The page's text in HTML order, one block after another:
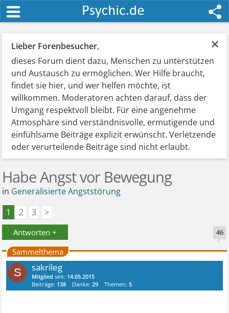
×
Lieber Forenbesucher,
dieses Forum dient dazu, Menschen zu unterstützen
und Austausch zu ermöglichen. Wer Hilfe braucht,
findet sie hier, und wer helfen möchte, ist
willkommen. Moderatoren achten darauf, dass der
Umgang respektvoll bleibt. Für eine angenehme
Atmosphäre sind verständnisvolle, ermutigende und
einfühlsame Beiträge explizit erwünscht. Verletzende
oder verurteilende Beiträge sind nicht erlaubt.
Habe Angst vor Bewegung
in Generalisierte Angststörung
1
2 3 >
Antworten + 46
Sammelthema
S sakrileg
Mitglied seit: 14.05.2015
Beiträge: 138 Danke:29 Themen:5